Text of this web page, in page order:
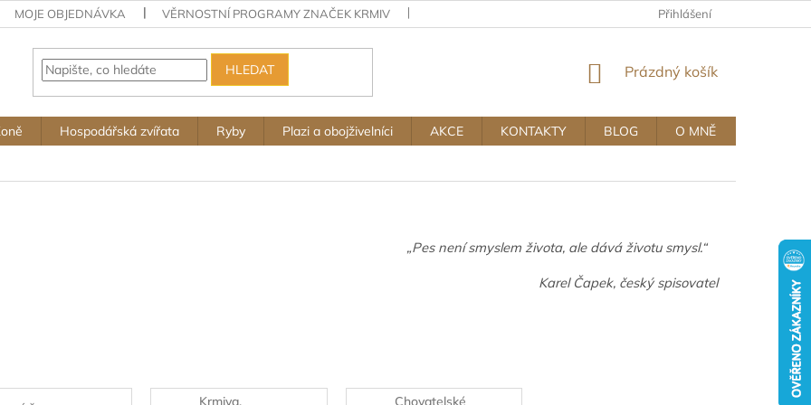
MOJE OBJEDNÁVKA VĚRNOSTNÍ PROGRAMY ZNAČEK KRMIV OBCHODNÍ A REKLAMAČNÍ PODMÍNKY
Přihlášení
HLEDAT
NÁKUPNÍ
Prázdný košík
Hospodářská zvířata Ryby Plazi a obojživelníci AKCE KONTAKTY BLOG
O MNĚ
„Pes není smyslem života, ale dává životu smysl.“
Karel Čapek, český spisovatel
Krmiva,
Chovatelské